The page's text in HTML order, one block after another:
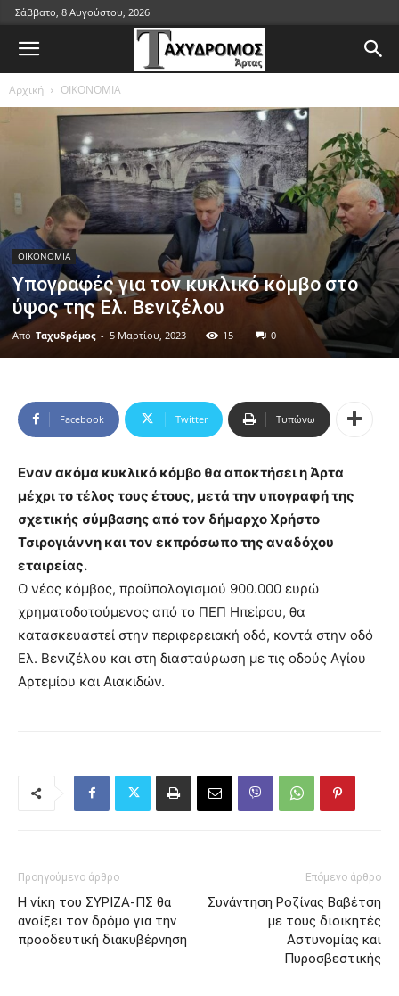
Σάββατο, 8 Αυγούστου, 2026
Αρχική ΟΙΚΟΝΟΜΙΑ
ΟΙΚΟΝΟΜΙΑ
Υπογραφές για τον κυκλικό κόμβο στο
ύψος της Ελ. Βενιζέλου
Από Ταχυδρόμος - 5 Μαρτίου, 2023 15 0
Facebook Twitter Τυπώνω
Εναν ακόμα κυκλικό κόμβο θα αποκτήσει η Άρτα
μέχρι το τέλος τους έτους, μετά την υπογραφή της
σχετικής σύμβασης από τον δήμαρχο Χρήστο
Τσιρογιάννη και τον εκπρόσωπο της αναδόχου
εταιρείας.
Ο νέος κόμβος, προϋπολογισμού 900.000 ευρώ
χρηματοδοτούμενος από το ΠΕΠ Ηπείρου, θα
κατασκευαστεί στην περιφερειακή οδό, κοντά στην οδό
Ελ. Βενιζέλου και στη διασταύρωση με τις οδούς Αγίου
Αρτεμίου και Αιακιδών.
Προηγούμενο άρθρο
Η νίκη του ΣΥΡΙΖΑ-ΠΣ θα
ανοίξει τον δρόμο για την
προοδευτική διακυβέρνηση
Επόμενο άρθρο
Συνάντηση Ροζίνας Βαβέτση
με τους διοικητές
Αστυνομίας και
Πυροσβεστικής